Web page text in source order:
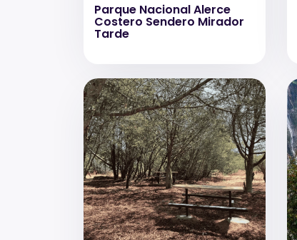
Parque Nacional Alerce
Costero Sendero Mirador
Tarde